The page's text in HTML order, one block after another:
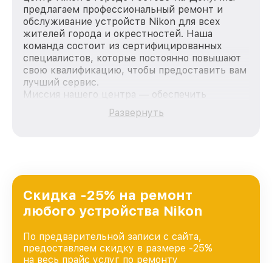
предлагаем профессиональный ремонт и
обслуживание устройств Nikon для всех
жителей города и окрестностей. Наша
команда состоит из сертифицированных
специалистов, которые постоянно повышают
свою квалификацию, чтобы предоставить вам
лучший сервис.
Миссия нашего центра — обеспечить
качественный и доступный ремонт для
каждого пользователя продукции Nikon, вне
Ростове-на-Дону, постоянно повышая уровень
доверия и лояльности наших клиентов.
Развернуть
Скидка -25% на ремонт
любого устройства Nikon
По предварительной записи с сайта,
предоставляем скидку в размере -25%
на весь прайс услуг по ремонту